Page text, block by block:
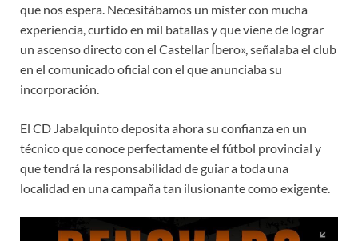
que nos espera. Necesitábamos un míster con mucha
experiencia, curtido en mil batallas y que viene de lograr
un ascenso directo con el Castellar Íbero», señalaba el club
en el comunicado oficial con el que anunciaba su
incorporación.
El CD Jabalquinto deposita ahora su confianza en un
técnico que conoce perfectamente el fútbol provincial y
que tendrá la responsabilidad de guiar a toda una
localidad en una campaña tan ilusionante como exigente.